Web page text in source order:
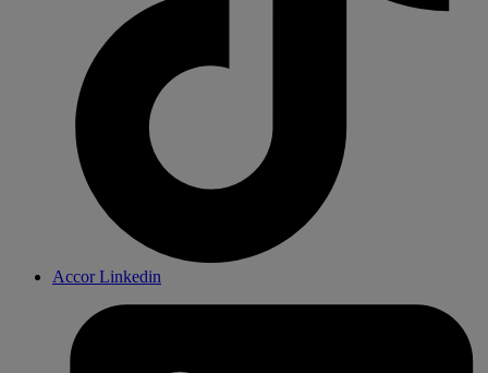
Accor Linkedin